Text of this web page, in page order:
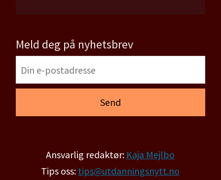
Meld deg på nyhetsbrev
Ansvarlig redaktør: Kaja Mejlbo
Tips oss: tips@utdanningsnytt.no